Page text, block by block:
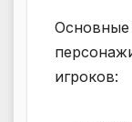
Основные
игроков: